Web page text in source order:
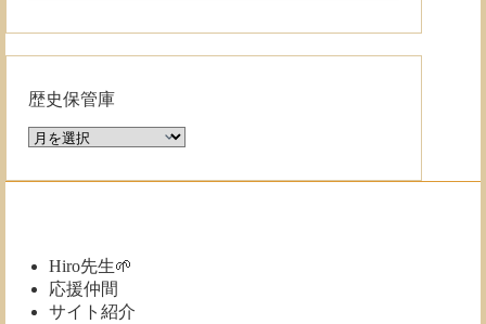
歴史保管庫
歴
保
Hiro先生🌱
応援仲間
サイト紹介